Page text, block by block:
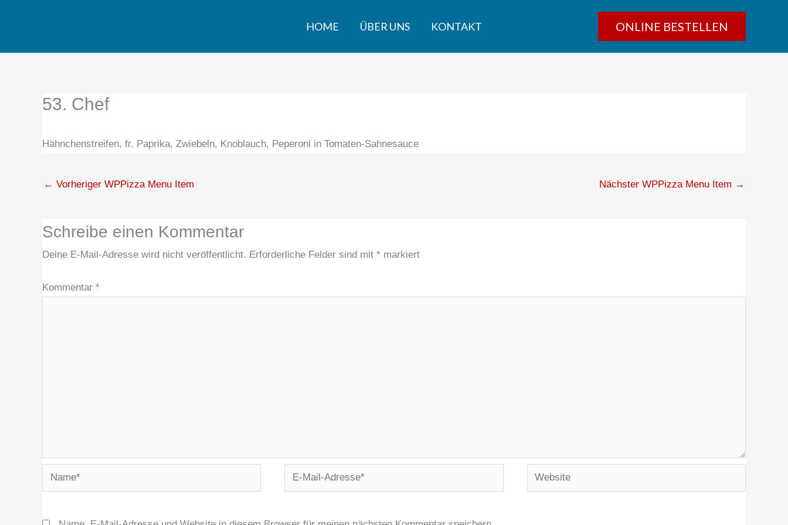
HOME ÜBER UNS KONTAKT ONLINE BESTELLEN
53. Chef
Hähnchenstreifen, fr. Paprika, Zwiebeln, Knoblauch, Peperoni in Tomaten-Sahnesauce
← Vorheriger WPPizza Menu Item Nächster WPPizza Menu Item →
Schreibe einen Kommentar
Deine E-Mail-Adresse wird nicht veröffentlicht. Erforderliche Felder sind mit * markiert
Kommentar *
Name*
E-
Mail-
Website